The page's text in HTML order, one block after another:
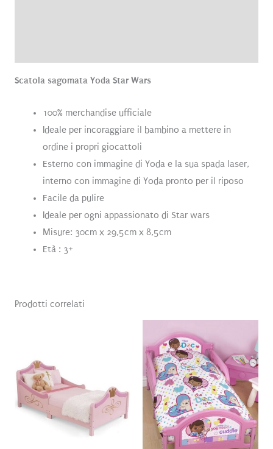
Scatola sagomata Yoda Star Wars
100% merchandise ufficiale
Ideale per incoraggiare il bambino a mettere in
ordine i propri giocattoli
Esterno con immagine di Yoda e la sua spada laser,
interno con immagine di Yoda pronto per il riposo
Facile da pulire
Ideale per ogni appassionato di Star wars
Misure: 30cm x 29,5cm x 8,5cm
Età : 3+
Prodotti correlati